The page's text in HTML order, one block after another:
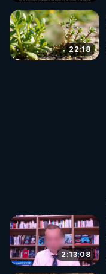
22:18
2:13:08